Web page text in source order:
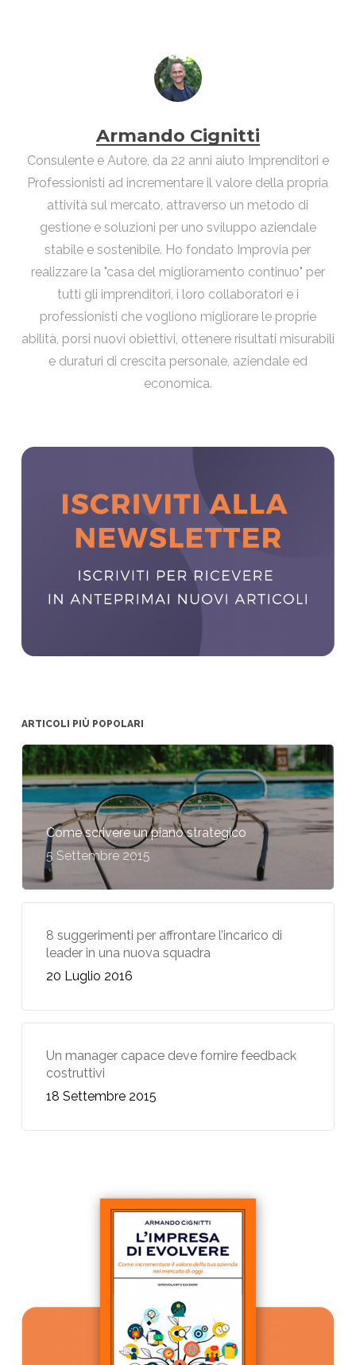
Armando Cignitti
Consulente e Autore, da 22 anni aiuto Imprenditori e
Professionisti ad incrementare il valore della propria
attività sul mercato, attraverso un metodo di
gestione e soluzioni per uno sviluppo aziendale
stabile e sostenibile. Ho fondato Improvia per
realizzare la "casa del miglioramento continuo" per
tutti gli imprenditori, i loro collaboratori e i
professionisti che vogliono migliorare le proprie
abilità, porsi nuovi obiettivi, ottenere risultati misurabili
e duraturi di crescita personale, aziendale ed
economica.
ARTICOLI PIÙ POPOLARI
Come scrivere un piano strategico
5 Settembre 2015
8 suggerimenti per affrontare l’incarico di
leader in una nuova squadra
20 Luglio 2016
Un manager capace deve fornire feedback
costruttivi
18 Settembre 2015